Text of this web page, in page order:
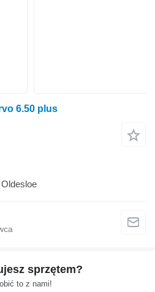
6.50 plus
sprzętem?
to z nami!